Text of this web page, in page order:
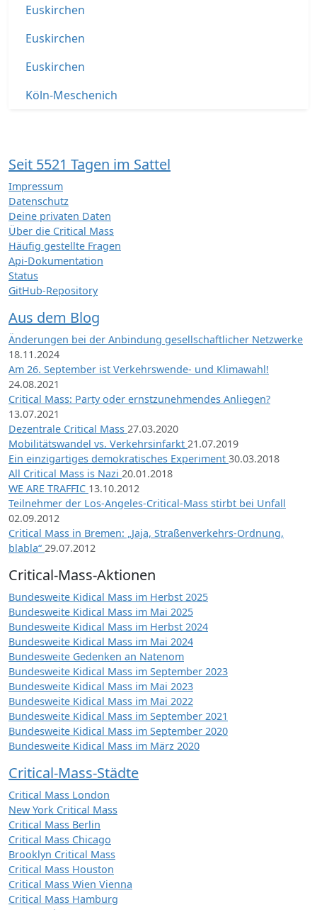
Euskirchen
Euskirchen
Euskirchen
Köln-Meschenich
Seit 5521 Tagen im Sattel
Impressum
Datenschutz
Deine privaten Daten
Über die Critical Mass
Häufig gestellte Fragen
Api-Dokumentation
Status
GitHub-Repository
Aus dem Blog
Änderungen bei der Anbindung gesellschaftlicher Netzwerke
18.11.2024
Am 26. September ist Verkehrswende- und Klimawahl!
24.08.2021
Critical Mass: Party oder ernstzunehmendes Anliegen?
13.07.2021
Dezentrale Critical Mass 27.03.2020
Mobilitätswandel vs. Verkehrsinfarkt 21.07.2019
Ein einzigartiges demokratisches Experiment 30.03.2018
All Critical Mass is Nazi 20.01.2018
WE ARE TRAFFIC 13.10.2012
Teilnehmer der Los-Angeles-Critical-Mass stirbt bei Unfall
02.09.2012
Critical Mass in Bremen: „Jaja, Straßenverkehrs-Ordnung,
blabla“ 29.07.2012
Critical-Mass-Aktionen
Bundesweite Kidical Mass im Herbst 2025
Bundesweite Kidical Mass im Mai 2025
Bundesweite Kidical Mass im Herbst 2024
Bundesweite Kidical Mass im Mai 2024
Bundesweite Gedenken an Natenom
Bundesweite Kidical Mass im September 2023
Bundesweite Kidical Mass im Mai 2023
Bundesweite Kidical Mass im Mai 2022
Bundesweite Kidical Mass im September 2021
Bundesweite Kidical Mass im September 2020
Bundesweite Kidical Mass im März 2020
Critical-Mass-Städte
Critical Mass London
New York Critical Mass
Critical Mass Berlin
Critical Mass Chicago
Brooklyn Critical Mass
Critical Mass Houston
Critical Mass Wien Vienna
Critical Mass Hamburg